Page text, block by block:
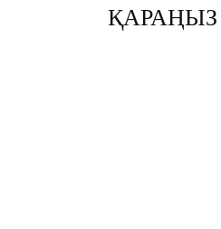
ҚАРАҢЫЗ